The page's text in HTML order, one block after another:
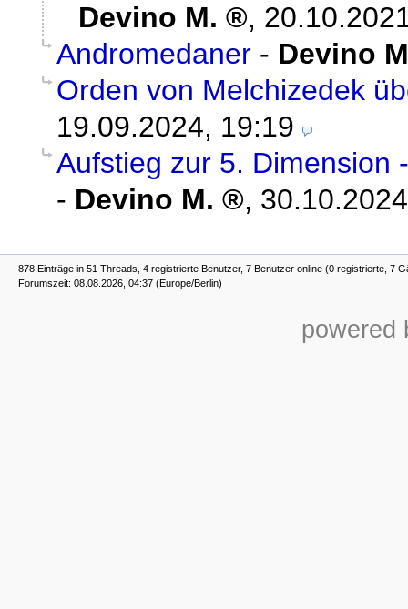
Devino M.
,
Andromedaner - Devino
Orden von Melchizedek
19.09.2024, 19:19
Aufstieg zur 5. Dimension
- Devino M. ,
878 Einträge in 51 Threads, 4 registrierte Benutzer, 7 Benutzer online (0 registrierte, 7
Forumszeit: 08.08.2026, 04:37 (Europe/Berlin)
powered